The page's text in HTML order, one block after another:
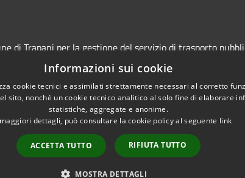
di Trapani per la gestione del servizio di trasporto
"In House" per conto del socio Comune di Trapani
Copyright © 2026 •
Informazioni sui cookie
cookie tecnici e assimilati strettamente necessari al corretto
sito, nonché un cookie tecnico analitico al solo fine di elaborare
statistiche, aggregate e anonime.
dettagli, può consultare la cookie policy al seguente link
ACCETTA TUTTO RIFIUTA TUTTO
MOSTRA DETTAGLI